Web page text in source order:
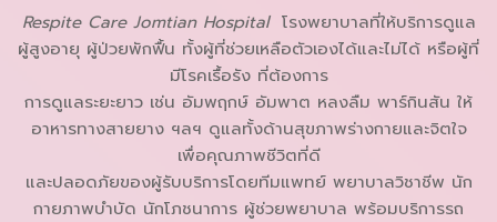
Respite Care Jomtian Hospital โรงพยาบาลที่ให้บริการดูแล
ผู้สูงอายุ ผู้ป่วยพักฟื้น ทั้งผู้ที่ช่วยเหลือตัวเองได้และไม่ได้ หรือผู้ที่
มีโรคเรื้อรัง ที่ต้องการ
การดูแลระยะยาว เช่น อัมพฤกษ์ อัมพาต หลงลืม พาร์กินสัน ให้
อาหารทางสายยาง ฯลฯ ดูแลทั้งด้านสุขภาพร่างกายและจิตใจ
เพื่อคุณภาพชีวิตที่ดี
และปลอดภัยของผู้รับบริการโดยทีมแพทย์ พยาบาลวิชาชีพ นัก
กายภาพบำบัด นักโภชนาการ ผู้ช่วยพยาบาล พร้อมบริการรถ